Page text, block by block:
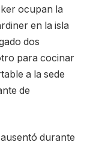
ocupan la
en la isla
dos
para cocinar
a la sede
de
durante